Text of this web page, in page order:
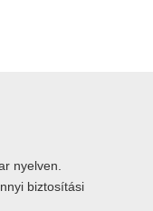
nyelven.
biztosítási